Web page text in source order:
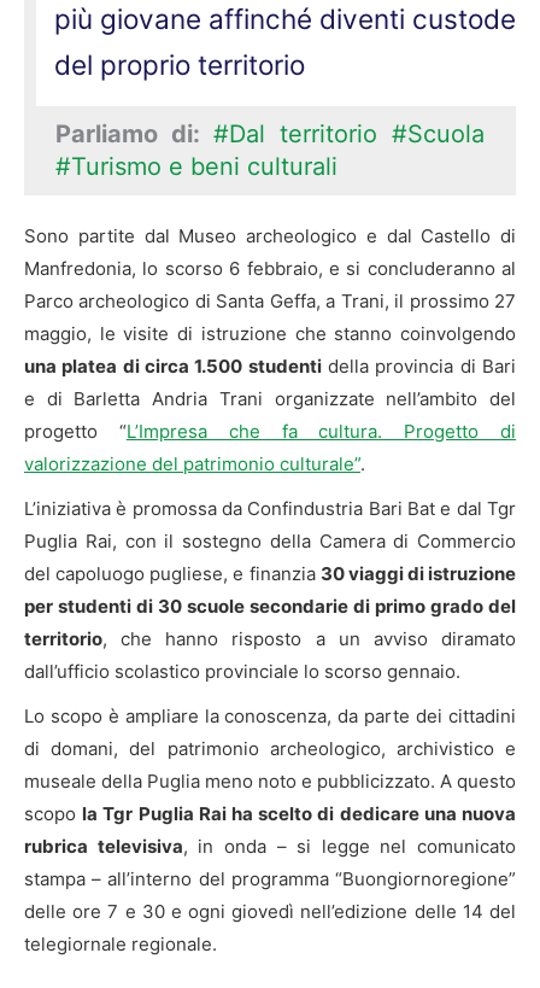
più giovane affinché diventi custode
del proprio territorio
Parliamo di: #Dal territorio #Scuola
#Turismo e beni culturali
Sono partite dal Museo archeologico e dal Castello di
Manfredonia, lo scorso 6 febbraio, e si concluderanno al
Parco archeologico di Santa Geffa, a Trani, il prossimo 27
maggio, le visite di istruzione che stanno coinvolgendo
una platea di circa 1.500 studentidella provincia di Bari
e di Barletta Andria Trani organizzate nell’ambito del
progetto “L’Impresa che fa cultura. Progetto di
valorizzazione del patrimonio culturale”.
L’iniziativa è promossa da Confindustria Bari Bat e dal Tgr
Puglia Rai, con il sostegno della Camera di Commercio
del capoluogo pugliese, e finanzia 30 viaggi di istruzione
per studenti di 30 scuole secondarie di primo grado del
territorio, che hanno risposto a un avviso diramato
dall’ufficio scolastico provinciale lo scorso gennaio.
Lo scopo è ampliare la conoscenza, da parte dei cittadini
di domani, del patrimonio archeologico, archivistico e
museale della Puglia meno noto e pubblicizzato. A questo
scopo la Tgr Puglia Rai ha scelto di dedicare una nuova
rubrica televisiva, in onda – si legge nel comunicato
stampa – all’interno del programma “Buongiornoregione”
delle ore 7 e 30 e ogni giovedì nell’edizione delle 14 del
telegiornale regionale.